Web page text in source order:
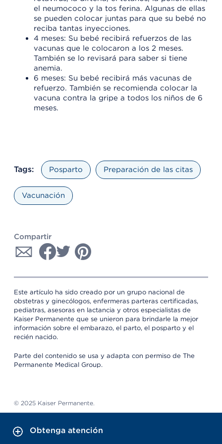
el neumococo y la tos ferina. Algunas de ellas
se pueden colocar juntas para que su bebé no
reciba tantas inyecciones.
4 meses: Su bebé recibirá refuerzos de las
vacunas que le colocaron a los 2 meses.
También se lo revisará para saber si tiene
anemia.
6 meses: Su bebé recibirá más vacunas de
refuerzo. También se recomienda colocar la
vacuna contra la gripe a todos los niños de 6
meses.
Tags: Posparto Preparación de las citas
Vacunación
Compartir
Este artículo ha sido creado por un grupo nacional de
obstetras y ginecólogos, enfermeras parteras certificadas,
pediatras, asesoras en lactancia y otros especialistas de
Kaiser Permanente que se unieron para brindarle la mejor
información sobre el embarazo, el parto, el posparto y el
recién nacido.
Parte del contenido se usa y adapta con permiso de The
Permanente Medical Group.
© 2025 Kaiser Permanente.
Obtenga atención